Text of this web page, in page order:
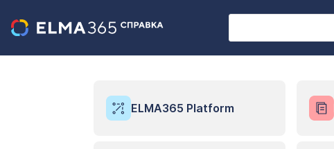
ELMA365 Platform